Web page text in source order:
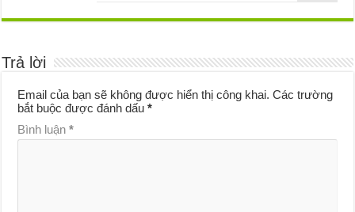
Trả lời
Email của bạn sẽ không được hiển thị công khai. Các trường
bắt buộc được đánh dấu*
Bình luận*